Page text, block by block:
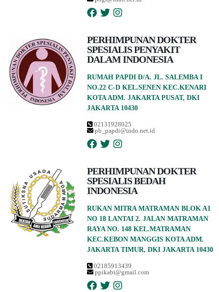
PERHIMPUNAN DOKTER
SPESIALIS PENYAKIT
DALAM INDONESIA
RUMAH PAPDI D/A. JL. SALEMBA I
NO.22 C-D KEL.SENEN KEC.KENARI
KOTA ADM. JAKARTA PUSAT, DKI
JAKARTA 10430
02131928025
pb_papdi@indo.net.id
PERHIMPUNAN DOKTER
SPESIALIS BEDAH
INDONESIA
RUKAN MITRA MATRAMAN BLOK A1
NO 18 LANTAI 2. JALAN MATRAMAN
RAYA NO. 148 KEL.MATRAMAN
KEC.KEBON MANGGIS KOTA ADM.
JAKARTA TIMUR, DKI JAKARTA 10430
02185913439
ppikabi@gmail.com